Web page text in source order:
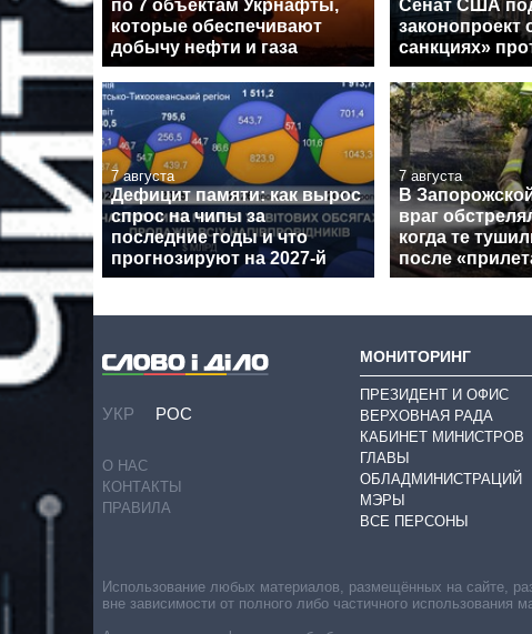
по 7 объектам Укрнафты,
которые обеспечивают
добычу нефти и газа
Сенат США
законопроект
санкциях»
7 августа
Дефицит памяти: как вырос
спрос на чипы за
последние годы и что
прогнозируют на 2027-й
7 августа
В
враг
когда те
после
УКР РОС
О НАС
КОНТАКТЫ
ПРАВИЛА
МОНИТОРИНГ
ПРЕЗИДЕНТ И ОФИС
ВЕРХОВНАЯ РАДА
КАБИНЕТ МИНИСТРОВ
ГЛАВЫ
ОБЛАДМИНИСТРАЦИЙ
МЭРЫ
ВСЕ ПЕРСОНЫ
Использование любых материалов, размещённых на сайте,
вне зависимости от полного либо частичного использования